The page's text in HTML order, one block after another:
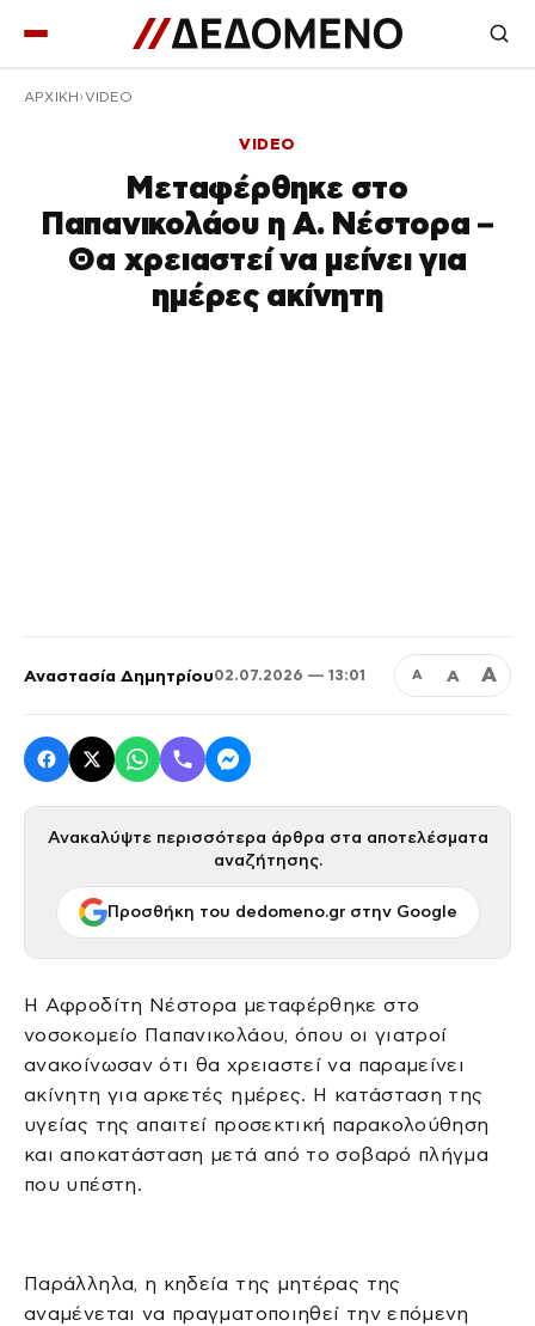
ΑΡΧΙΚΉ VIDEO
VIDEO
Μεταφέρθηκε στο
Παπανικολάου η Α. Νέστορα –
Θα χρειαστεί να μείνει για
ημέρες ακίνητη
Αναστασία Δημητρίου02.07.2026 — 13:01 Α Α Α
Ανακαλύψτε περισσότερα άρθρα στα αποτελέσματα
αναζήτησης.
Προσθήκη του dedomeno.gr στην Google
Η Αφροδίτη Νέστορα μεταφέρθηκε στο
νοσοκομείο Παπανικολάου, όπου οι γιατροί
ανακοίνωσαν ότι θα χρειαστεί να παραμείνει
ακίνητη για αρκετές ημέρες. Η κατάσταση της
υγείας της απαιτεί προσεκτική παρακολούθηση
και αποκατάσταση μετά από το σοβαρό πλήγμα
που υπέστη.
Παράλληλα, η κηδεία της μητέρας της
αναμένεται να πραγματοποιηθεί την επόμενη